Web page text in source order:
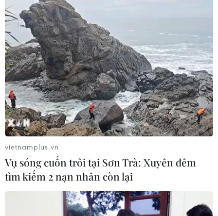
vietnamplus.vn
Vụ sóng cuốn trôi tại Sơn Trà: Xuyên đêm
tìm kiếm 2 nạn nhân còn lại